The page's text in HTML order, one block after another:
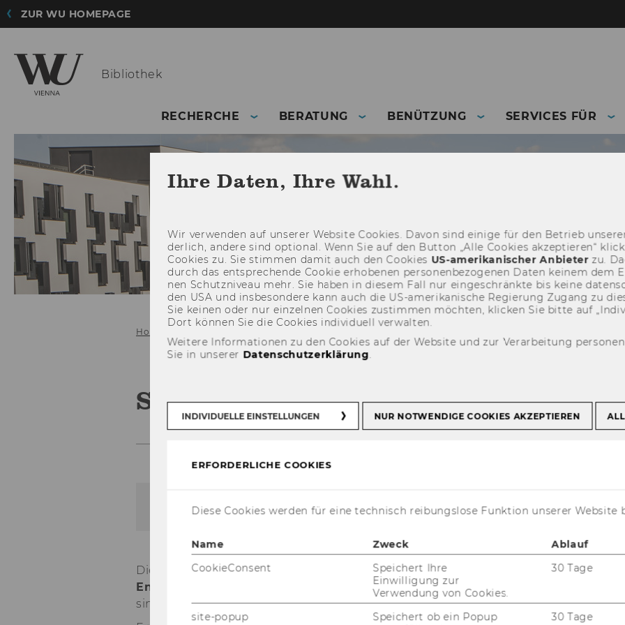
ZUR WU HOMEPAGE
Bibliothek
RECHERCHE BERATUNG BENÜTZUNG SERVICES FÜR
Home
S&P Capital IQ Pro - Energy
Zur Da­ten­bank
Die li­zen­zier­ten In­hal­te des "En­er­gy"-​Pakets bie­ten In­for­ma­tio­nen zur
En­er­gie­wirt­schaft
Un­ter­neh­men , die imEn­er­gie­sek­tor
sind.
Ihre Daten, Ihre Wahl.
Wir ver­wen­den auf un­se­rer Web­site Coo­kies. Davon sind ei­ni­ge für den Be­trieb
der­lich, an­de­re sind op­tio­nal. Wenn Sie auf den But­ton „Alle Coo­kies ak­zep­tie­ren“
Coo­kies zu. Sie stim­men damit auch den Coo­kies US-​amerikanischer An­bie­terzu.
durch das ent­spre­chen­de Coo­kie er­ho­be­nen per­so­nen­be­zo­ge­nen Daten kei­nem dem
nen Schutz­ni­veau mehr. Sie haben in die­sem Fall nur ein­ge­schränk­te bis keine
den USA und ins­be­son­de­re kann auch die US-​amerikanische Re­gie­rung Zu­gang zu
Sie kei­nen oder nur ein­zel­nen Coo­kies zu­stim­men möch­ten, kli­cken Sie bitte auf
Dort kön­nen Sie die Coo­kies in­di­vi­du­ell ver­wal­ten.
Weitere Informationen zu den Cookies auf der Website und zur Verarbeitung
Sie in unserer Datenschutzerklärung.
INDIVIDUELLE EINSTELLUNGEN NUR NOTWENDIGE COOKIES AKZEPTIEREN
ERFORDERLICHE COOKIES
Diese Cookies werden für eine technisch reibungslose Funktion unserer Website
Name Zweck Ablauf
CookieConsent
Speichert Ihre
Einwilligung zur
Verwendung von Cookies.
30 Tage
site-popup
Speichert ob ein Popup
30 Tage